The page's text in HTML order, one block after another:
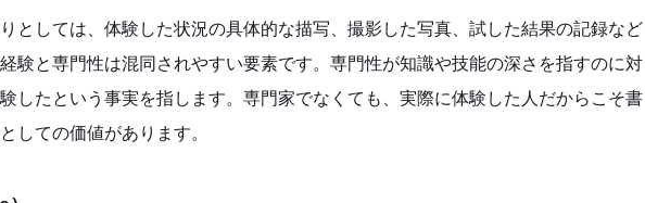
としては、体験した状況の具体的な描写、撮影した写真、試した結果の記録など
験と専門性は混同されやすい要素です。専門性が知識や技能の深さを指すのに対
したという事実を指します。専門家でなくても、実際に体験した人だからこそ書
しての価値があります。